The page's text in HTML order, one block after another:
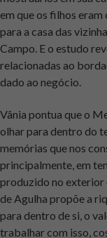
em que os filhos eram
para a casa das
Campo. E o estudo
relacionadas ao
dado ao negócio.
Vânia pontua que o
olhar para dentro do
memórias que nos
principalmente, em
produzido no exterior
de Agulha propõe a
para dentro de si, o
trabalhar com isso,